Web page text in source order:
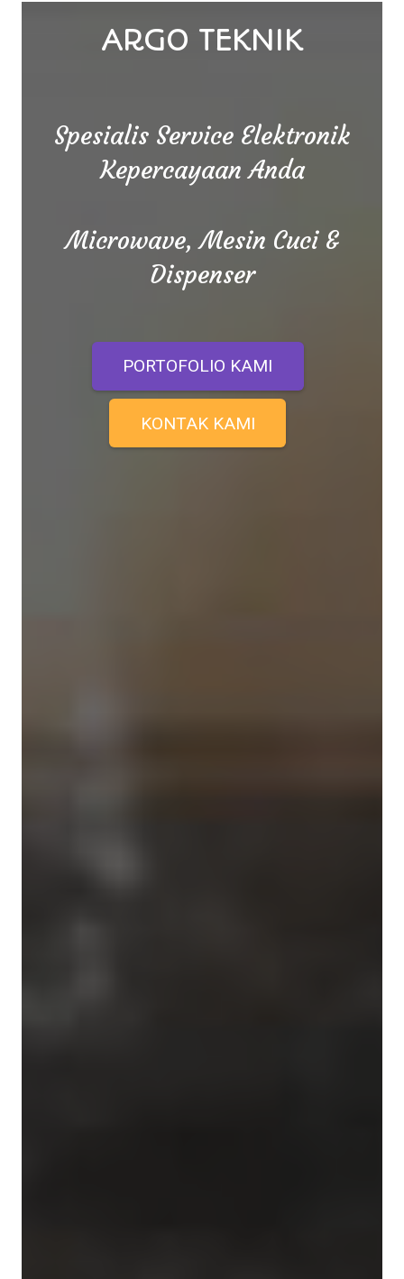
ARGO TEKNIK
Spesialis Service Elektronik
Kepercayaan Anda
Microwave, Mesin Cuci &
Dispenser
PORTOFOLIO KAMI
KONTAK KAMI